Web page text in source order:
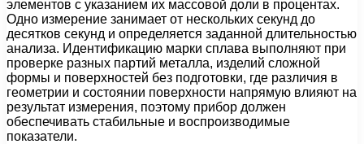
элементов с указанием их массовой доли в процентах.
Одно измерение занимает от нескольких секунд до
десятков секунд и определяется заданной длительностью
анализа. Идентификацию марки сплава выполняют при
проверке разных партий металла, изделий сложной
формы и поверхностей без подготовки, где различия в
геометрии и состоянии поверхности напрямую влияют на
результат измерения, поэтому прибор должен
обеспечивать стабильные и воспроизводимые
показатели.